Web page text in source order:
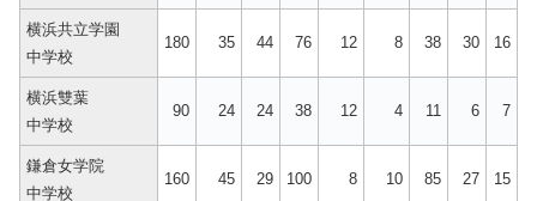
横浜共立学園
中学校
180 35 44 76 12 8 38 30 16
横浜雙葉
中学校
90 24 24 38 12 4 11 6 7
鎌倉女学院
中学校
160 45 29 100 8 10 85 27 15